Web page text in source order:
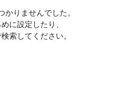
かりませんでした。
に設定したり、
索してください。